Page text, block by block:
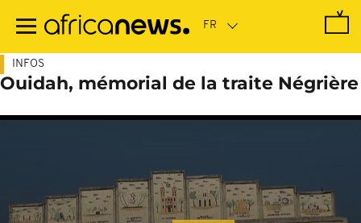
contenu
INFOS
Ouidah, mémorial de la traite Négrière